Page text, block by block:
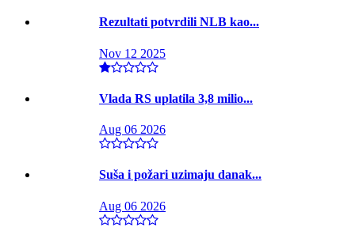
Rezultati potvrdili NLB kao...
Nov 12 2025
Vlada RS uplatila 3,8 milio...
Aug 06 2026
Suša i požari uzimaju danak...
Aug 06 2026